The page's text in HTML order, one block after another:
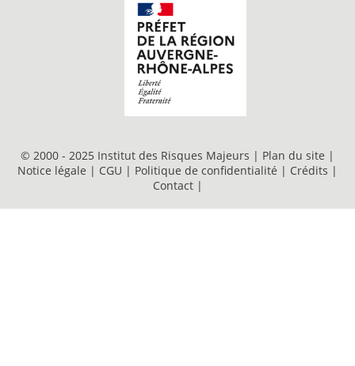
© 2000 - 2025 Institut des Risques Majeurs | Plan du site |
Notice légale | CGU | Politique de confidentialité | Crédits |
Contact |